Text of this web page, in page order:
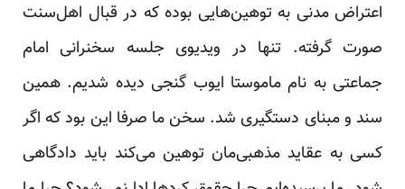
اعتراض مدنی به توهین‌هایی بوده که در قبال اهل‌سنت
صورت گرفته. تنها در ویدیوی جلسه سخنرانی امام
جماعتی به نام ماموستا ایوب گنجی دیده شدیم. همین
سند و مبنای دستگیری شد. سخن ما صرفا این بود که اگر
کسی به عقاید مذهبی‌مان توهین می‌کند باید دادگاهی